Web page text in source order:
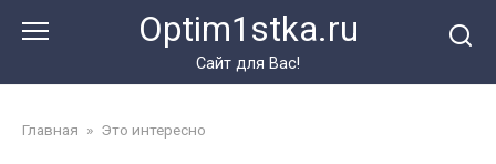
Optim1stka.ru
Сайт для Вас!
Главная » Это интересно